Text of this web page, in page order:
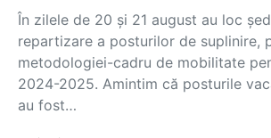
În zilele de 20 și 21 august au loc
repartizare a posturilor de suplinire,
metodologiei-cadru de mobilitate
2024-2025. Amintim că posturile
au fost…